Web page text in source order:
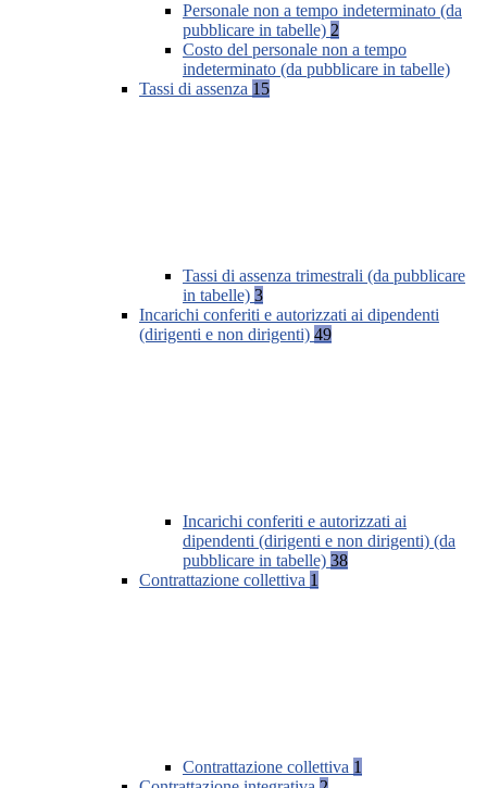
Personale non a tempo indeterminato (da
pubblicare in tabelle) 2
Costo del personale non a tempo
indeterminato (da pubblicare in tabelle)
Tassi di assenza 15
Tassi di assenza trimestrali (da pubblicare
in tabelle) 3
Incarichi conferiti e autorizzati ai dipendenti
(dirigenti e non dirigenti) 49
Incarichi conferiti e autorizzati ai
dipendenti (dirigenti e non dirigenti) (da
pubblicare in tabelle) 38
Contrattazione collettiva 1
Contrattazione collettiva 1